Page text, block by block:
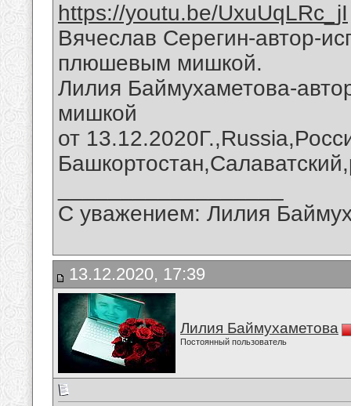
https://youtu.be/UxuUqLRc_jI
Вячеслав Серегин-автор-
плюшевым мишкой.
Лилия Баймухаметова-
мишкой
от
С уважением: Лилия
13.12.2020, 17:39
Лилия Баймухаметова
Постоянный пользователь